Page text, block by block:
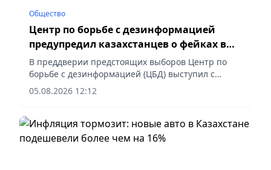
Общество
Центр по борьбе с дезинформацией
предупредил казахстанцев о фейках в
преддверии выборов
В преддверии предстоящих выборов Центр по
борьбе с дезинформацией (ЦБД) выступил с
официальным предупреждением для граждан.
Аналитики ведомства зафиксировали в
и манипулятивных публикаций. По данным
экспертов, в Казнете начали массово
тиражировать старые информационные вбросы,
05.08.2026 12:12